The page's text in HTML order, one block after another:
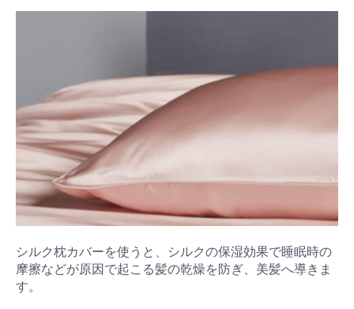
シルク枕カバーを使うと、シルクの保湿効果で睡眠時の
摩擦などが原因で起こる髪の乾燥を防ぎ、美髪へ導きま
す。